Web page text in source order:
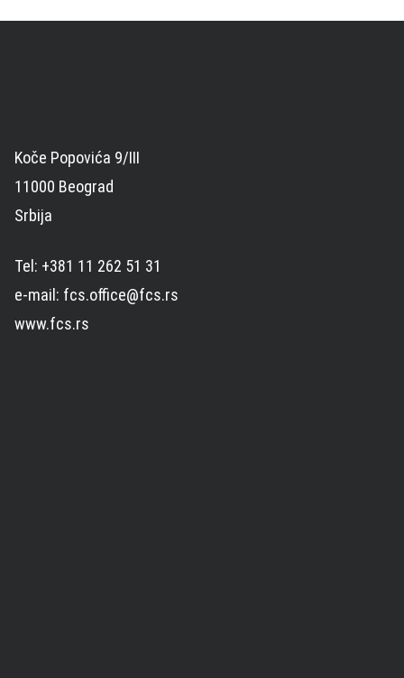
Koče Popovića 9/III
11000 Beograd
Srbija
Tel: +381 11 262 51 31
e-mail: fcs.office@fcs.rs
www.fcs.rs